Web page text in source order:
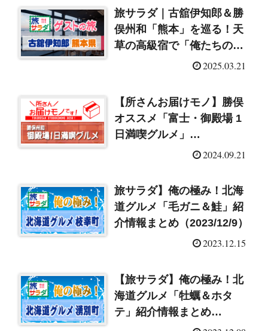
旅サラダ｜古舘伊知郎＆勝
俣州和「熊本」を巡る！天
草の高級宿で「俺たちのひ
とっ風呂」（2025/3/22）
2025.03.21
【所さんお届けモノ】勝俣
オススメ「富士・御殿場 1
日満喫グルメ」
2024.09.21
旅サラダ】俺の極み！北海
道グルメ「毛ガニ＆鮭」紹
介情報まとめ（2023/12/9）
2023.12.15
【旅サラダ】俺の極み！北
海道グルメ「牡蠣＆ホタ
テ」紹介情報まとめ